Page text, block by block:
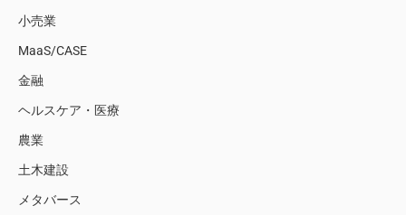
小売業
MaaS/CASE
金融
ヘルスケア・医療
農業
土木建設
メタバース